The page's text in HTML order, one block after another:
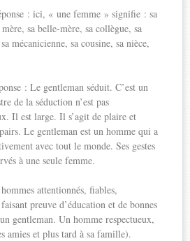
: ici, « une femme » signifie : sa
sa belle-mère, sa collègue, sa
mécanicienne, sa cousine, sa nièce,
: Le gentleman séduit. C’est un
de la séduction n’est pas
Il est large. Il s’agit de plaire et
Le gentleman est un homme qui a
avec tout le monde. Ses gestes
à une seule femme.
attentionnés, fiables,
preuve d’éducation et de bonnes
gentleman. Un homme respectueux,
amies et plus tard à sa famille).